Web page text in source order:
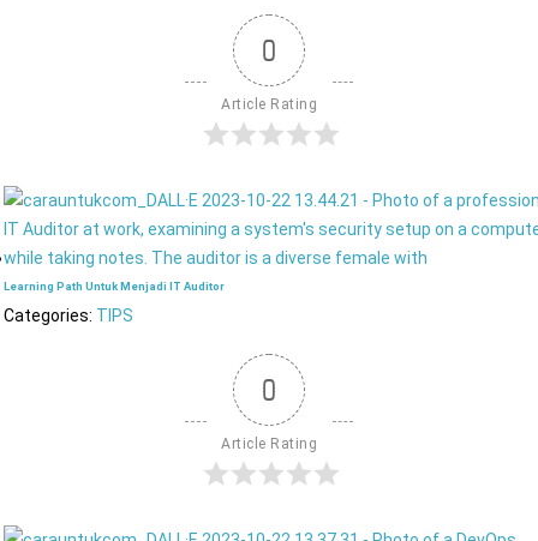
0
Article Rating
Learning Path Untuk Menjadi IT Auditor
Categories: TIPS
0
Article Rating